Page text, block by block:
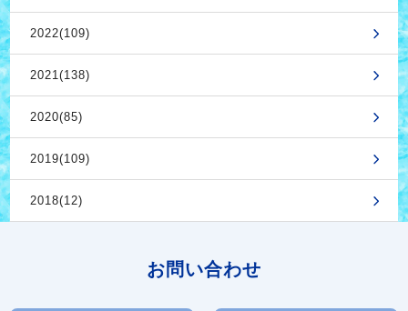
2022(109)
2021(138)
2020(85)
2019(109)
2018(12)
お問い合わせ